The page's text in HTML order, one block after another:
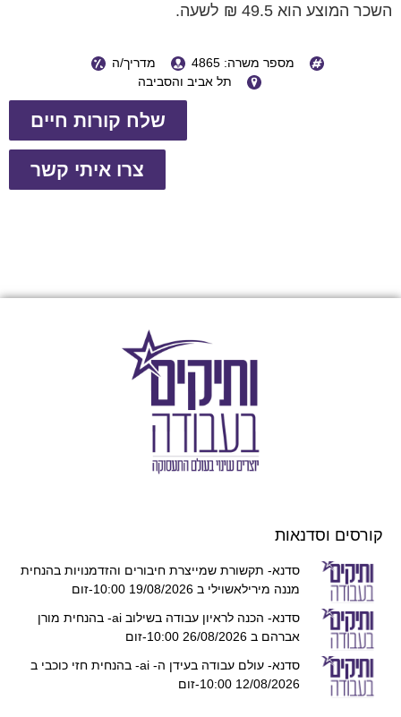
השכר המוצע הוא 49.5 ₪ לשעה.
מספר משרה: 4865
מדריך/ה
תל אביב והסביבה
שלח קורות חיים
צרו איתי קשר
קורסים וסדנאות
סדנא- תקשורת שמייצרת חיבורים והזדמנויות בהנחית
מננה מירילאשוילי ב 19/08/2026 10:00-זום
סדנא- הכנה לראיון עבודה בשילוב ai- בהנחית מורן
אברהם ב 26/08/2026 10:00-זום
סדנא- עולם עבודה בעידן ה- ai- בהנחית חזי כוכבי ב
12/08/2026 10:00-זום